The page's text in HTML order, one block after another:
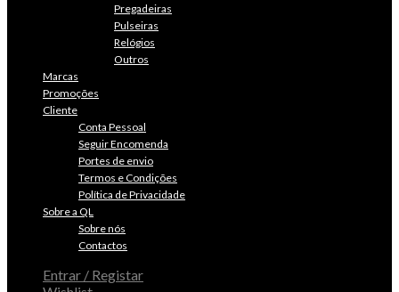
Pregadeiras
Pulseiras
Relógios
Outros
Marcas
Promoções
Cliente
Conta Pessoal
Seguir Encomenda
Portes de envio
Termos e Condições
Política de Privacidade
Sobre a QL
Sobre nós
Contactos
Entrar / Registar